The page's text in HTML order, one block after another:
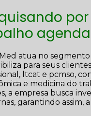
atua no segmento
para seus
ltcat e pcmso,
e medicina do
a empresa busca
garantindo assim,